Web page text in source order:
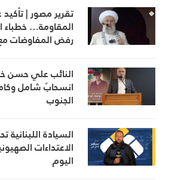
تقرير مصور |
المقاومة… خطباء
رفض المفاوضات مع
النائب علي حسن
انسحابٌ شامل
الجنوب
السيادة
الاعتداءات
اليوم